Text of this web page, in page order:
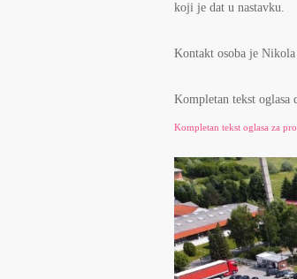
koji je dat u nastavku.
Kontakt osoba je
Kompletan tekst
Kompletan tekst oglasa za